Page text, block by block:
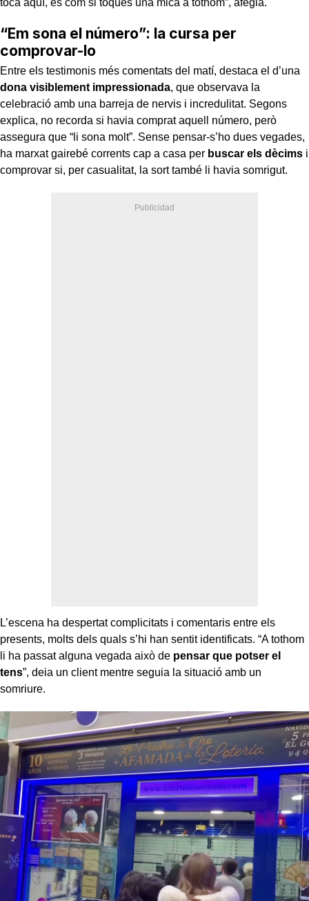
“Em sona el número”: la cursa per
comprovar-lo
Entre els testimonis més comentats del matí, destaca el d’una
dona visiblement impressionada, que observava la
celebració amb una barreja de nervis i incredulitat. Segons
explica, no recorda si havia comprat aquell número, però
assegura que “li sona molt”. Sense pensar-s’ho dues vegades,
ha marxat gairebé corrents cap a casa per buscar els dècims i
comprovar si, per casualitat, la sort també li havia somrigut.
L’escena ha despertat complicitats i comentaris entre els
presents, molts dels quals s’hi han sentit identificats. “A tothom
li ha passat alguna vegada això de pensar que potser el
tens”, deia un client mentre seguia la situació amb un
somriure.